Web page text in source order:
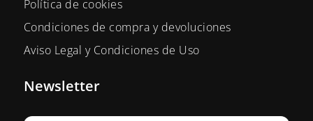
Política de cookies
Condiciones de compra y devoluciones
Aviso Legal y Condiciones de Uso
Newsletter